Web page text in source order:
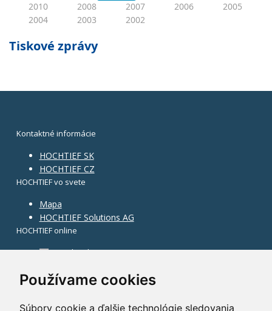
Používame cookies
Súbory cookie a ďalšie technológie sledovania
2010
2008 2007 2006
2005
2004
2003 2002
Tiskové zprávy
Kontaktné informácie
HOCHTIEF SK
HOCHTIEF CZ
HOCHTIEF vo svete
Mapa
HOCHTIEF Solutions AG
HOCHTIEF online
Facebook